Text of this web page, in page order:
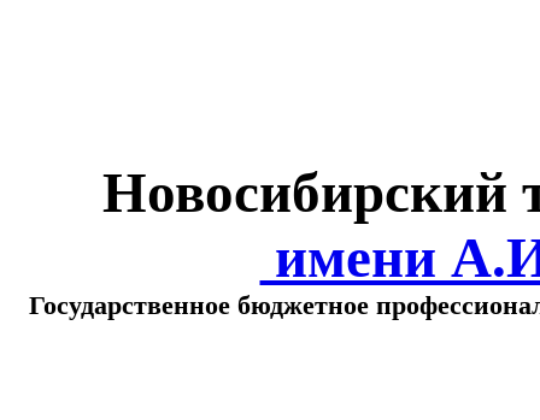
Новосибирский
имени
Государственное бюджетное